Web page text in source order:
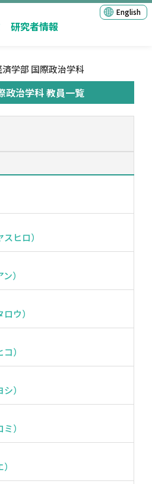
研究者情報
English
学部 国際政治学科
政治学科 教員一覧
ヒロ）
）
ウ）
）
）
）